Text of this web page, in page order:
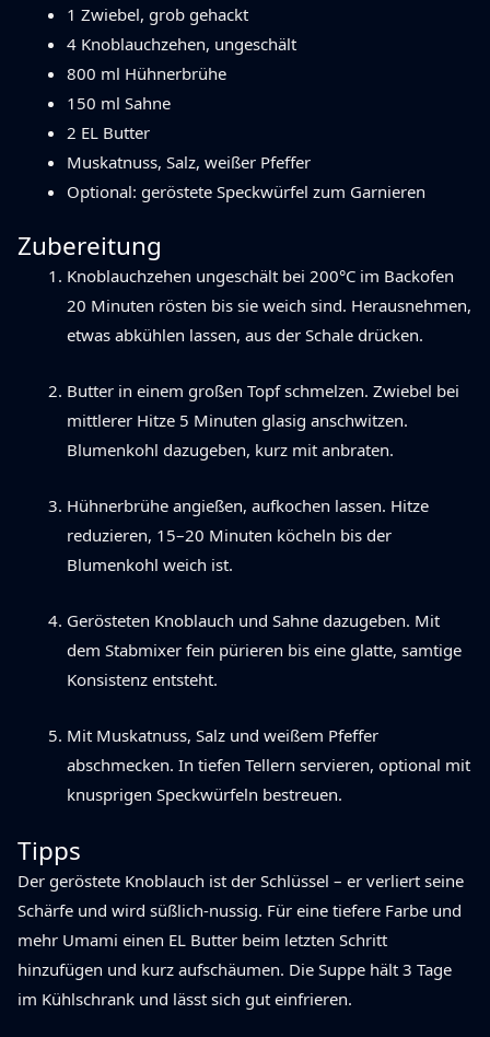
1 Zwiebel, grob gehackt
4 Knoblauchzehen, ungeschält
800 ml Hühnerbrühe
150 ml Sahne
2 EL Butter
Muskatnuss, Salz, weißer Pfeffer
Optional: geröstete Speckwürfel zum Garnieren
Zubereitung
Knoblauchzehen ungeschält bei 200°C im Backofen
20 Minuten rösten bis sie weich sind. Herausnehmen,
etwas abkühlen lassen, aus der Schale drücken.
Butter in einem großen Topf schmelzen. Zwiebel bei
mittlerer Hitze 5 Minuten glasig anschwitzen.
Blumenkohl dazugeben, kurz mit anbraten.
Hühnerbrühe angießen, aufkochen lassen. Hitze
reduzieren, 15–20 Minuten köcheln bis der
Blumenkohl weich ist.
Gerösteten Knoblauch und Sahne dazugeben. Mit
dem Stabmixer fein pürieren bis eine glatte, samtige
Konsistenz entsteht.
Mit Muskatnuss, Salz und weißem Pfeffer
abschmecken. In tiefen Tellern servieren, optional mit
knusprigen Speckwürfeln bestreuen.
Tipps
Der geröstete Knoblauch ist der Schlüssel – er verliert seine
Schärfe und wird süßlich-nussig. Für eine tiefere Farbe und
mehr Umami einen EL Butter beim letzten Schritt
hinzufügen und kurz aufschäumen. Die Suppe hält 3 Tage
im Kühlschrank und lässt sich gut einfrieren.